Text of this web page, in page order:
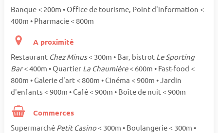
Banque < 200m • Office de tourisme, Point d'information <
400m • Pharmacie < 800m
A proximité
Restaurant Chez Minus< 300m • Bar, bistrot Le Sporting
Bar< 400m • Quartier La Chaumière< 600m • Fast-food <
800m • Galerie d'art < 800m • Cinéma < 900m • Jardin
d'enfants < 900m • Café < 900m • Boîte de nuit < 900m
Commerces
Supermarché Petit Casino< 300m • Boulangerie < 300m •